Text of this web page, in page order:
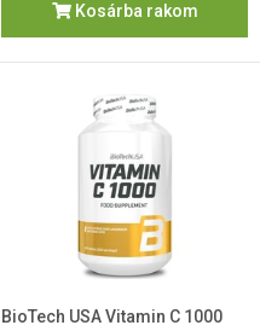
Kosárba rakom
BioTech USA Vitamin C 1000